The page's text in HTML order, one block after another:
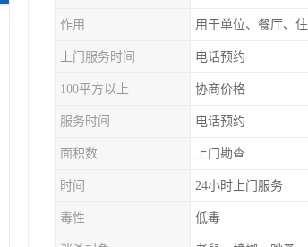
作用 用于单位、餐厅、
上门服务时间 电话预约
100平方以上 协商价格
服务时间 电话预约
面积数 上门勘查
时间 24小时上门服务
毒性 低毒